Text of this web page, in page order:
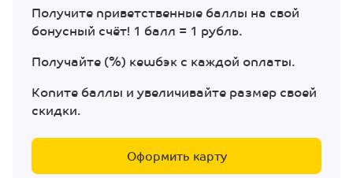
Получите приветственные баллы на свой
бонусный счёт! 1 балл = 1 рубль.
Получайте (%) кешбэк с каждой оплаты.
Копите баллы и увеличивайте размер своей
скидки.
Оформить карту